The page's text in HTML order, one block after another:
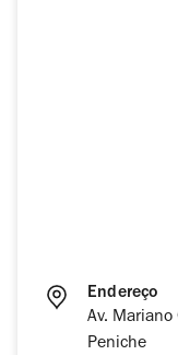
Endereço
Av. Mariano
Peniche